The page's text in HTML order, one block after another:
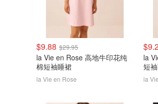
$9.88 $29.95
la Vie en Rose 高地牛印花纯
棉短袖睡裙
la Vie en Rose
la
短
la